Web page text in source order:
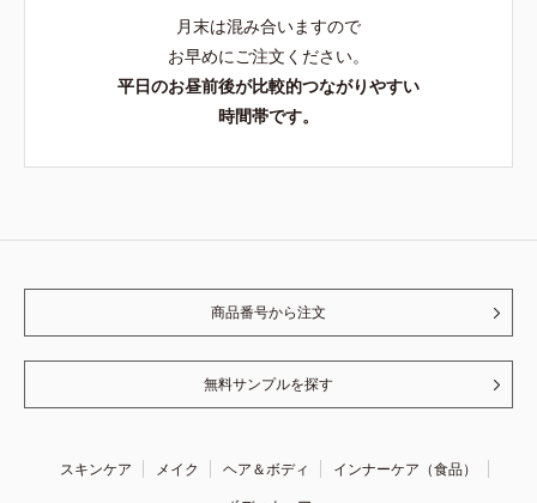
月末は混み合いますので
お早めにご注文ください。
平日のお昼前後が比較的つながりやすい
時間帯です。
商品番号から注文
無料サンプルを探す
スキンケア メイク ヘア＆ボディ
インナーケア（食品）